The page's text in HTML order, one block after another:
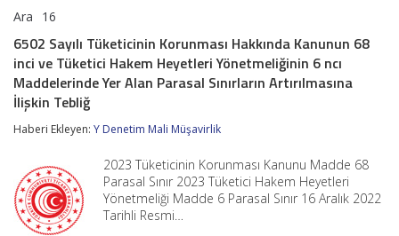
Ara 16
Tüketicinin
Korunması
Hakkında
Kanunun
68
ve
Hakem
Heyetleri
Yönetmeliğinin
6
ncı
6502 Sayılı Tüketicinin Korunması Hakkında Kanunun 68
inci ve Tüketici Hakem Heyetleri Yönetmeliğinin 6 ncı
Maddelerinde Yer Alan Parasal Sınırların Artırılmasına
İlişkin Tebliğ
Haberi Ekleyen: Y Denetim Mali Müşavirlik
2023 Tüketicinin Korunması Kanunu Madde 68
Parasal Sınır 2023 Tüketici Hakem Heyetleri
Yönetmeliği Madde 6 Parasal Sınır 16 Aralık 2022
Tarihli Resmi…